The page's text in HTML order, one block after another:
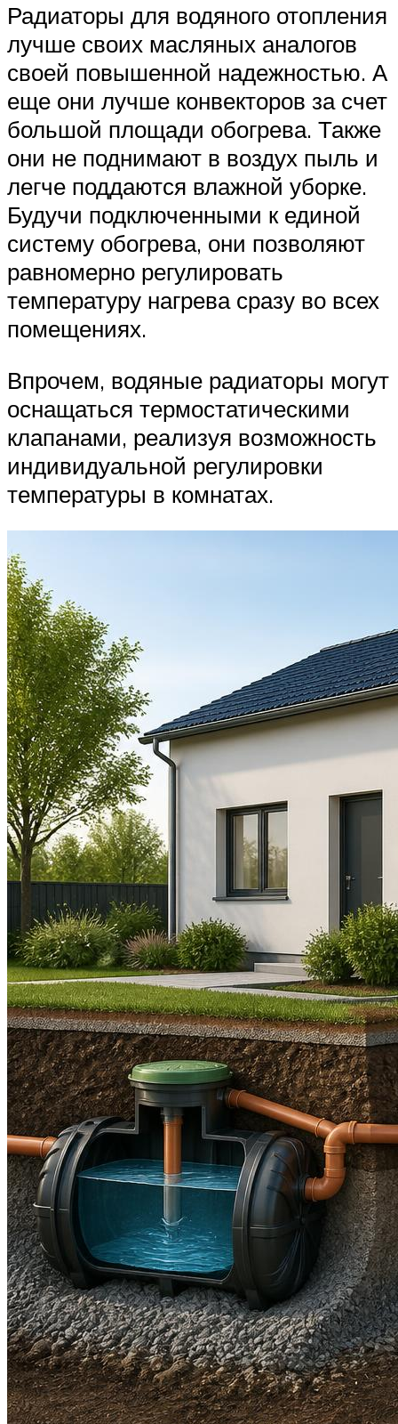
Радиаторы для водяного отопления
лучше своих масляных аналогов
своей повышенной надежностью. А
еще они лучше конвекторов за счет
большой площади обогрева. Также
они не поднимают в воздух пыль и
легче поддаются влажной уборке.
Будучи подключенными к единой
систему обогрева, они позволяют
равномерно регулировать
температуру нагрева сразу во всех
помещениях.
Впрочем, водяные радиаторы могут
оснащаться термостатическими
клапанами, реализуя возможность
индивидуальной регулировки
температуры в комнатах.